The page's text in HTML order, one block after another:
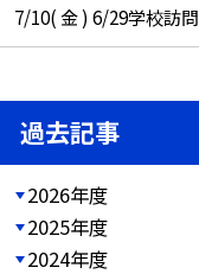
7/10( 金 ) 6/29学校訪問
過去記事
2026年度
2025年度
2024年度